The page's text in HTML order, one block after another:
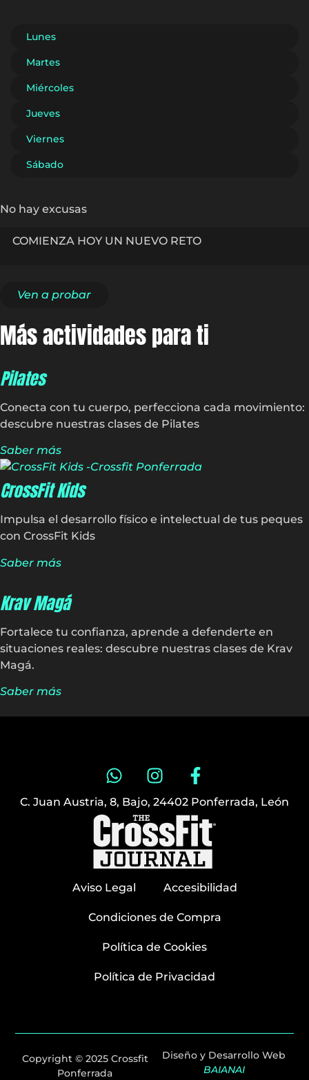
Lunes
Martes
Miércoles
Jueves
Viernes
Sábado
No hay excusas
COMIENZA HOY UN NUEVO RETO
Ven a probar
Más actividades para ti
Pilates
Conecta con tu cuerpo, perfecciona cada movimiento:
descubre nuestras clases de Pilates
Saber más
CrossFit Kids
Impulsa el desarrollo físico e intelectual de tus peques
con CrossFit Kids
Saber más
Krav Magá
Fortalece tu confianza, aprende a defenderte en
situaciones reales: descubre nuestras clases de Krav
Magá.
Saber más
C. Juan Austria, 8, Bajo, 24402 Ponferrada, León
Aviso Legal Accesibilidad
Condiciones de Compra
Política de Cookies
Política de Privacidad
Copyright © 2025 Crossfit
Ponferrada
Diseño y Desarrollo Web
BAIANAI